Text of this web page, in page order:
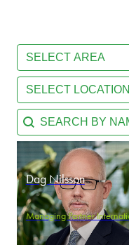
Team - Practice Area
Select content
Team - Location
Select content
Team - Search by
Search content
Dag Nilsson
Managing Partner